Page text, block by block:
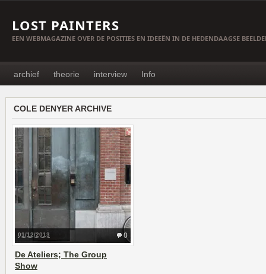
LOST PAINTERS
EEN WEBMAGAZINE OVER DE POSITIES EN IDEEËN IN DE HEDENDAAGSE
archief theorie interview Info
COLE DENYER ARCHIVE
0
01/12/2013
De Ateliers; The Group
Show